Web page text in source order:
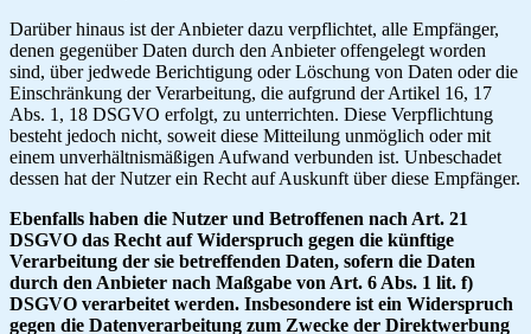
Darüber hinaus ist der Anbieter dazu verpflichtet, alle Empfänger,
denen gegenüber Daten durch den Anbieter offengelegt worden
sind, über jedwede Berichtigung oder Löschung von Daten oder die
Einschränkung der Verarbeitung, die aufgrund der Artikel 16, 17
Abs. 1, 18 DSGVO erfolgt, zu unterrichten. Diese Verpflichtung
besteht jedoch nicht, soweit diese Mitteilung unmöglich oder mit
einem unverhältnismäßigen Aufwand verbunden ist. Unbeschadet
dessen hat der Nutzer ein Recht auf Auskunft über diese Empfänger.
Ebenfalls haben die Nutzer und Betroffenen nach Art. 21
DSGVO das Recht auf Widerspruch gegen die künftige
Verarbeitung der sie betreffenden Daten, sofern die Daten
durch den Anbieter nach Maßgabe von Art. 6 Abs. 1 lit. f)
DSGVO verarbeitet werden. Insbesondere ist ein Widerspruch
gegen die Datenverarbeitung zum Zwecke der Direktwerbung